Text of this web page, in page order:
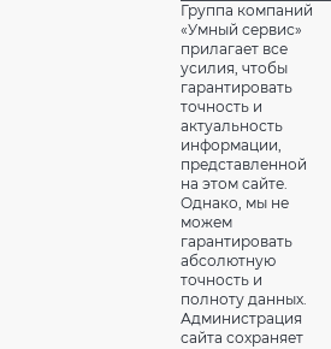
Группа компаний
«Умный сервис»
прилагает все
усилия, чтобы
гарантировать
точность и
актуальность
информации,
представленной
на этом сайте.
Однако, мы не
можем
гарантировать
абсолютную
точность и
полноту данных.
Администрация
сайта сохраняет